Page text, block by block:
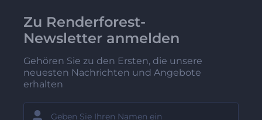
Zu Renderforest-
Newsletter anmelden
Gehören Sie zu den Ersten, die unsere
neuesten Nachrichten und Angebote
erhalten